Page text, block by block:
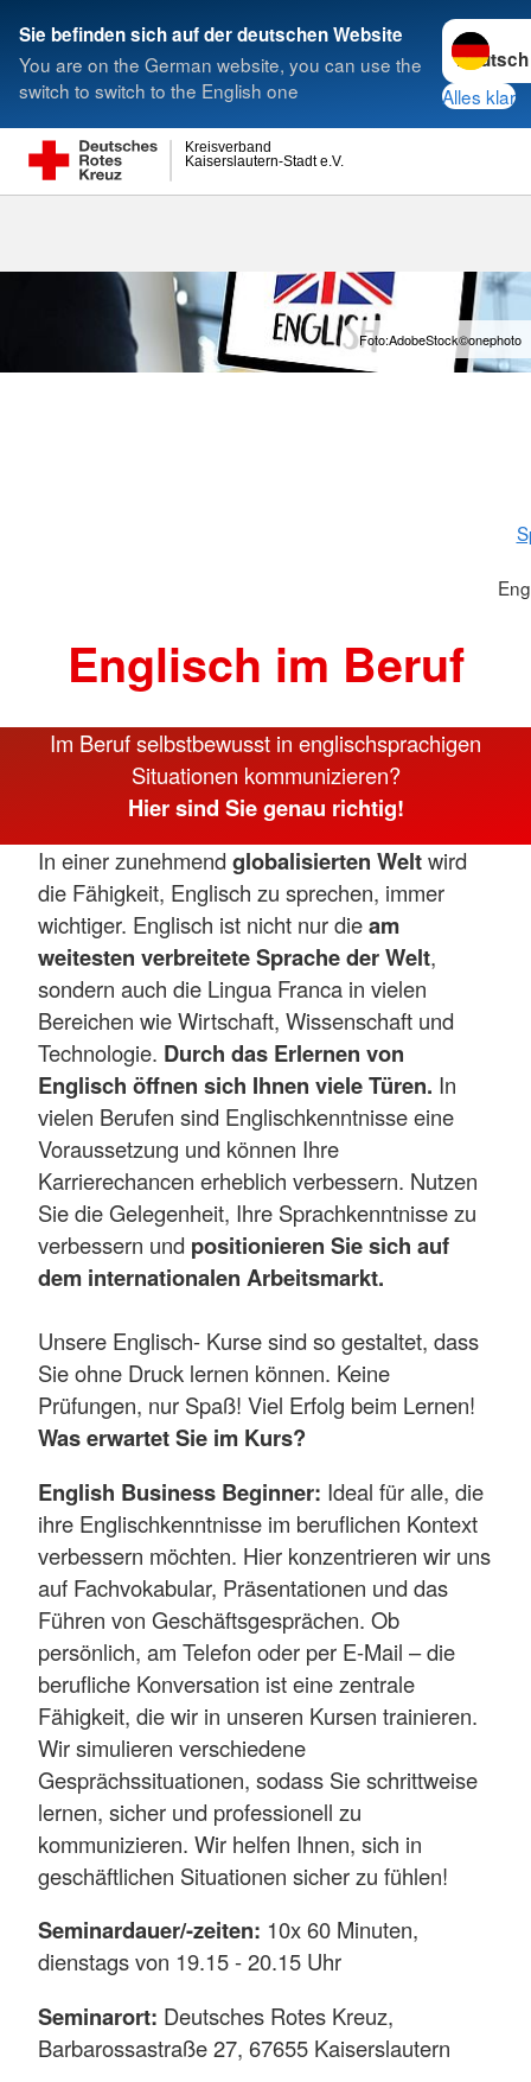
Sie befinden sich auf der deutschen Website
You are on the German website, you can use the
switch to switch to the English one
Sprache
Alles klar
Kaiserslautern-Stadt e.V.
Kreisverband
Suche
Foto:AdobeStock©onephoto
Englisch im Beruf
Im Beruf selbstbewusst in englischsprachigen
Situationen kommunizieren?
Hier sind Sie genau richtig!
In einer zunehmend globalisierten Weltwird
die Fähigkeit, Englisch zu sprechen, immer
wichtiger. Englisch ist nicht nur dieam
weitesten verbreitete Sprache der Welt,
sondern auch die Lingua Franca in vielen
Bereichen wie Wirtschaft, Wissenschaft und
Technologie. Durch das Erlernen von
Englisch öffnen sich Ihnen viele Türen. In
vielen Berufen sind Englischkenntnisse eine
Voraussetzung und können Ihre
Karrierechancen erheblich verbessern. Nutzen
Sie die Gelegenheit, Ihre Sprachkenntnisse zu
verbessern und positionieren Sie sich auf
dem internationalen Arbeitsmarkt.
Unsere Englisch- Kurse sind so gestaltet, dass
Sie ohne Druck lernen können. Keine
Prüfungen, nur Spaß! Viel Erfolg beim Lernen!
Was erwartet Sie im Kurs?
English Business Beginner: Ideal für alle, die
ihre Englischkenntnisse im beruflichen Kontext
verbessern möchten. Hier konzentrieren wir uns
auf Fachvokabular, Präsentationen und das
Führen von Geschäftsgesprächen. Ob
persönlich, am Telefon oder per E-Mail – die
berufliche Konversation ist eine zentrale
Fähigkeit, die wir in unseren Kursen trainieren.
Wir simulieren verschiedene
Gesprächssituationen, sodass Sie schrittweise
lernen, sicher und professionell zu
kommunizieren. Wir helfen Ihnen, sich in
geschäftlichen Situationen sicher zu fühlen!
Seminardauer/-zeiten: 10x 60 Minuten,
dienstags von 19.15 - 20.15 Uhr
Seminarort: Deutsches Rotes Kreuz,
Barbarossastraße 27, 67655 Kaiserslautern